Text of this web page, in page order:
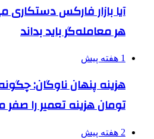
آیا بازار فارکس
هر معامله‌گر باید بداند
1 هفته پیش
هزینه پنهان ناوگان:
تومان هزینه تعمیر را
2 هفته پیش